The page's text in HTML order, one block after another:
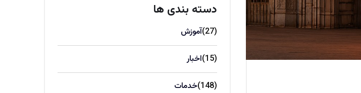
دسته بندی ها
آموزش (27)
اخبار (15)
خدمات (148)